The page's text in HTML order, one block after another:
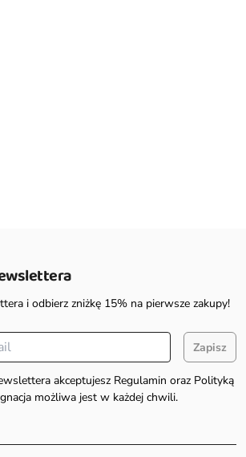
i odbierz zniżkę 15% na pierwsze zakupy!
Zapisz
akceptujesz Regulamin oraz Polityką
możliwa jest w każdej chwili.